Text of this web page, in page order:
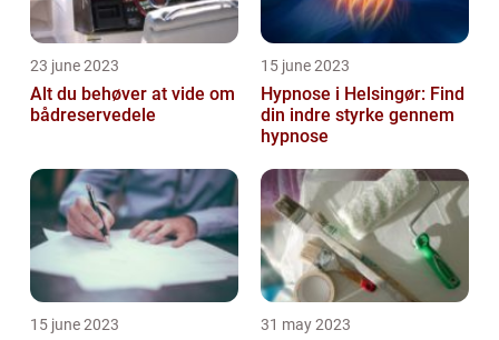
23 june 2023
Alt du behøver at vide om
bådreservedele
15 june 2023
Hypnose i Helsingør: Find
din indre styrke gennem
hypnose
15 june 2023 31 may 2023